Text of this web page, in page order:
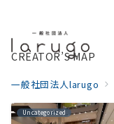
CREATOR’S MAP
一般社団法人larugo
Uncategorized